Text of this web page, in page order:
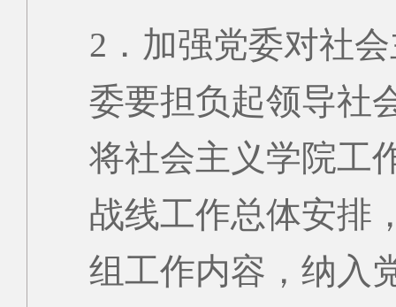
2．加强党委对社
委要担负起领导社
将社会主义学院工
战线工作总体安排
组工作内容，纳入